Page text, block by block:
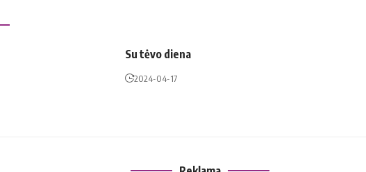
Su tėvo diena
2024-04-17